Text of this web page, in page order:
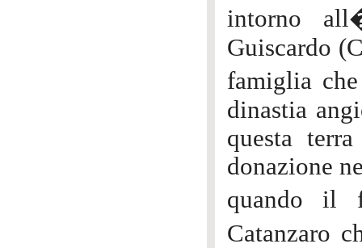
intorno
Guiscardo
famiglia
dinastia
questa
donazione
quando il
Catanzaro